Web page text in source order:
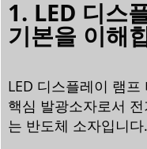
1. LED 디스
기본을 이해
LED 디스플레이 램
핵심 발광소자로서
는 반도체 소자입니다.